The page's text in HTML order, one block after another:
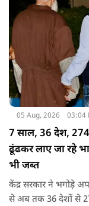
05 Aug, 2026 03:04
7 साल, 36 देश,
ढूंढकर लाए जा रहे
भी जब्त
केंद्र सरकार ने भगोड़े
से अब तक 36 देशों से